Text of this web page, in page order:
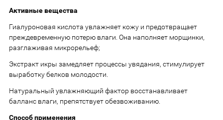
Активные вещества
Гиалуроновая кислота увлажняет кожу и предотвращает
преждевременную потерю влаги. Она наполняет морщинки,
разглаживая микрорельеф;
Экстракт икры замедляет процессы увядания, стимулирует
выработку белков молодости.
Натуральный увлажняющий фактор восстанавливает
балланс влаги, препятствует обезвоживанию.
Способ применения